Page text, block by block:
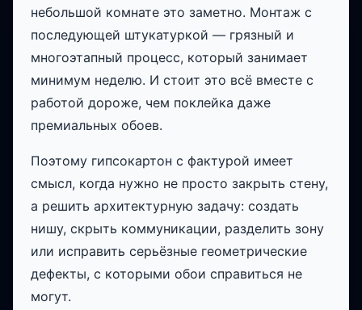
небольшой комнате это заметно. Монтаж с
последующей штукатуркой — грязный и
многоэтапный процесс, который занимает
минимум неделю. И стоит это всё вместе с
работой дороже, чем поклейка даже
премиальных обоев.
Поэтому гипсокартон с фактурой имеет
смысл, когда нужно не просто закрыть стену,
а решить архитектурную задачу: создать
нишу, скрыть коммуникации, разделить зону
или исправить серьёзные геометрические
дефекты, с которыми обои справиться не
могут.